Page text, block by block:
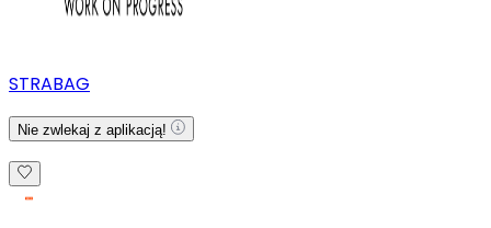
STRABAG
Nie zwlekaj z aplikacją!